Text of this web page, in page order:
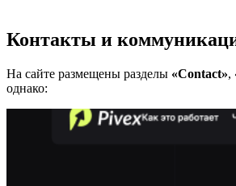
Контакты и
На сайте размещены разделы «Contact»,
однако: